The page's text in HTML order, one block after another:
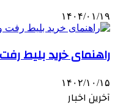
۱۴۰۴/۰۱/۱۹
راهنمای خرید بلیط
۱۴۰۲/۱۰/۱۵
آخرین اخبار